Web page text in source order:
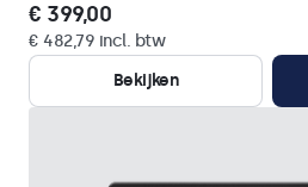
€ 399,00
€ 482,79 incl. btw
Bekijken